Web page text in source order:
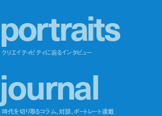
portraits
クリエイティビティに迫るインタビュー
journal
時代を切り取るコラム、対談、ポートレート連載